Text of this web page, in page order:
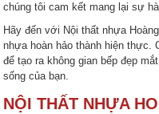
chúng tôi cam kết mang lại sự
Hãy đến với Nội thất nhựa
nhựa hoàn hảo thành hiện thực.
để tạo ra không gian bếp đẹp
sống của bạn.
NỘI THẤT NHỰA